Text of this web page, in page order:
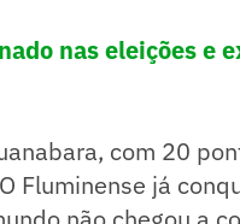
nas eleições e
com 20
Fluminense já